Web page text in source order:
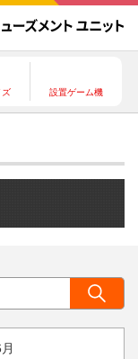
ズ 設置ゲーム機